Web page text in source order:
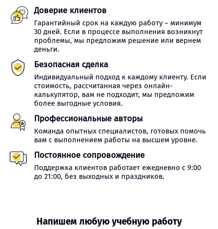
Доверие клиентов
Гарантийный срок на каждую работу – минимум
30 дней. Если в процессе выполнения возникнут
проблемы, мы предложим решение или вернем
деньги.
Безопасная сделка
Индивидуальный подход к каждому клиенту. Если
стоимость, рассчитанная через онлайн-
калькулятор, вам не подходит, мы предложим
более выгодные условия.
Профессиональные авторы
Команда опытных специалистов, готовых помочь
вам с выполнением работы на высшем уровне.
Постоянное сопровождение
Поддержка клиентов работает ежедневно с 9:00
до 21:00, без выходных и праздников.
Напишем любую учебную работу